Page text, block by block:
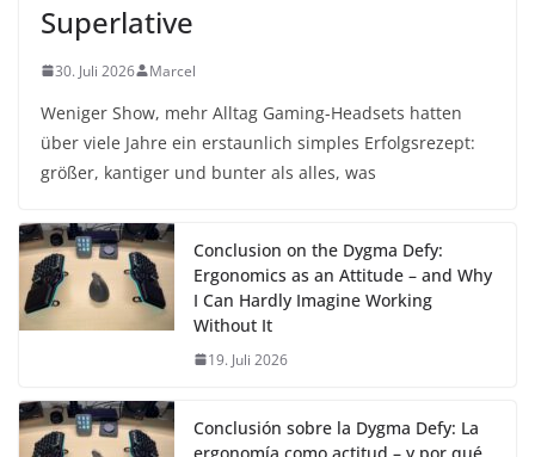
Superlative
30. Juli 2026 Marcel
Weniger Show, mehr Alltag Gaming-Headsets hatten
über viele Jahre ein erstaunlich simples Erfolgsrezept:
größer, kantiger und bunter als alles, was
Conclusion on the Dygma Defy:
Ergonomics as an Attitude – and Why
I Can Hardly Imagine Working
Without It
19. Juli 2026
Conclusión sobre la Dygma Defy: La
ergonomía como actitud – y por qué